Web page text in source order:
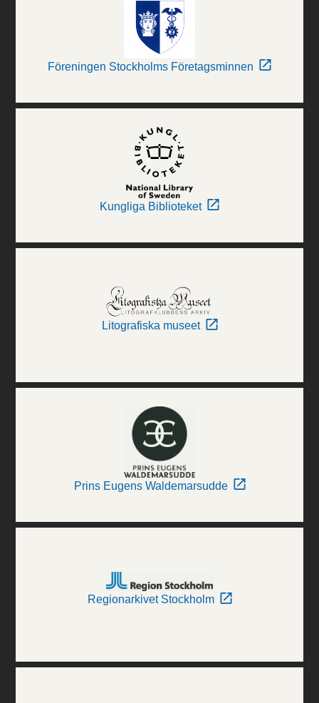
Föreningen Stockholms Företagsminnen
Kungliga Biblioteket
Litografiska museet
Prins Eugens Waldemarsudde
Regionarkivet Stockholm